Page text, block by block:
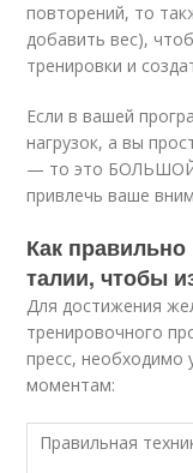
повторений, то
добавить вес),
тренировки и
Если в вашей
нагрузок, а вы
— то это
привлечь ваше
Как
талии, чтобы
Для достижения
тренировочного
пресс, необходимо
моментам:
Правильная